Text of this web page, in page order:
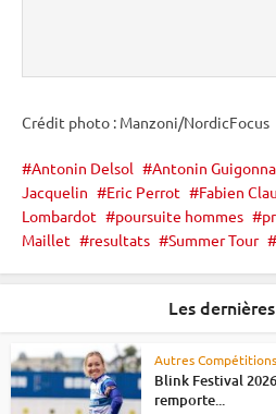
Crédit photo : Manzoni/NordicFocus
Antonin Delsol Antonin
Jacquelin
Eric Perrot Fabien
Lombardot
poursuite hommes
Maillet
resultats Summer Tour
Les
Autres Compétitions
Blink Festival
remporte...